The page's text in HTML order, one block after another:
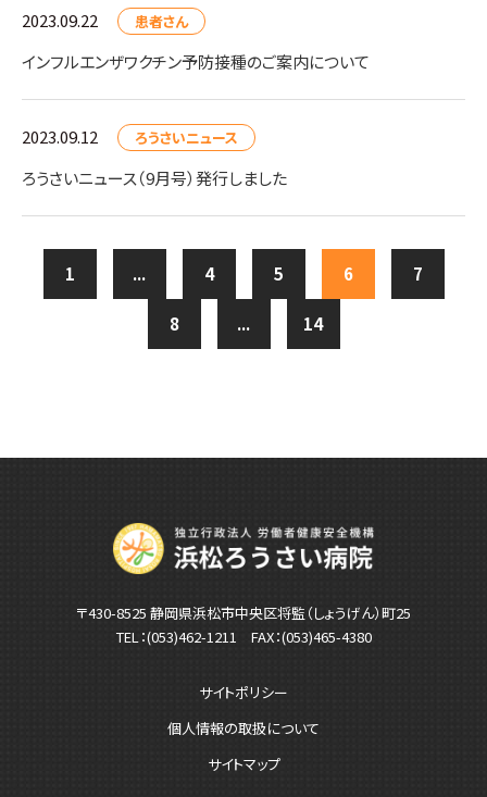
2023.09.22 患者さん
インフルエンザワクチン予防接種のご案内について
2023.09.12 ろうさいニュース
ろうさいニュース（9月号）発行しました
1 ... 4 5 6 7
8 ... 14
〒430-8525 静岡県浜松市中央区将監（しょうげん）町25
TEL：(053)462-1211 FAX：(053)465-4380
サイトポリシー
個人情報の取扱について
サイトマップ